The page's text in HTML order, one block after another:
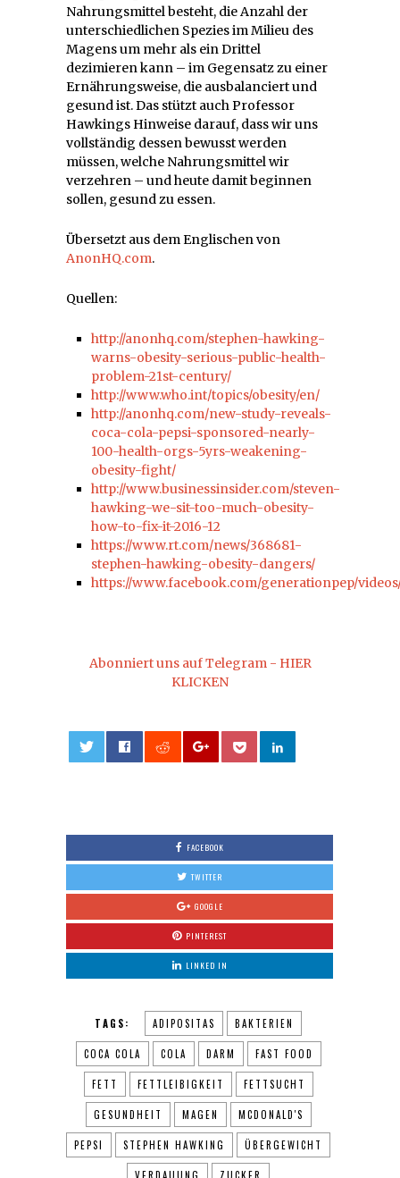
Nahrungsmittel besteht, die Anzahl der
unterschiedlichen Spezies im Milieu des
Magens um mehr als ein Drittel
dezimieren kann – im Gegensatz zu einer
Ernährungsweise, die ausbalanciert und
gesund ist. Das stützt auch Professor
Hawkings Hinweise darauf, dass wir uns
vollständig dessen bewusst werden
müssen, welche Nahrungsmittel wir
verzehren – und heute damit beginnen
sollen, gesund zu essen.
Übersetzt aus dem Englischen von
AnonHQ.com.
Quellen:
http://anonhq.com/stephen-hawking-
warns-obesity-serious-public-health-
problem-21st-century/
http://www.who.int/topics/obesity/en/
http://anonhq.com/new-study-reveals-
coca-cola-pepsi-sponsored-nearly-
100-health-orgs-5yrs-weakening-
obesity-fight/
http://www.businessinsider.com/steven-
hawking-we-sit-too-much-obesity-
how-to-fix-it-2016-12
https://www.rt.com/news/368681-
stephen-hawking-obesity-dangers/
https://www.facebook.com/generationpep/
Abonniert uns auf Telegram - HIER
KLICKEN
FACEBOOK
TWITTER
GOOGLE
PINTEREST
LINKED IN
TAGS: ADIPOSITAS BAKTERIEN
COCA COLA COLA DARM FAST FOOD
FETT FETTLEIBIGKEIT FETTSUCHT
GESUNDHEIT MAGEN MCDONALD'S
PEPSI STEPHEN HAWKING ÜBERGEWICHT
VERDAUUNG ZUCKER